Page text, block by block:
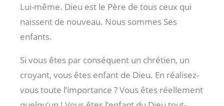
Lui-même. Dieu est le Père de tous ceux qui
naissent de nouveau. Nous sommes Ses
enfants.
Si vous êtes par conséquent un chrétien, un
croyant, vous êtes enfant de Dieu. En réalisez-
vous toute l’importance ? Vous êtes réellement